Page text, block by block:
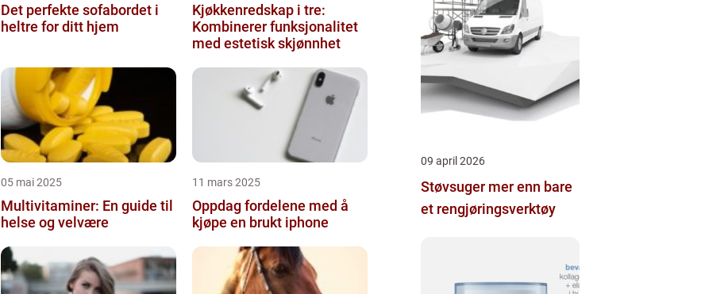
Det perfekte sofabordet i
heltre for ditt hjem
Kjøkkenredskap i tre:
Kombinerer funksjonalitet
med estetisk skjønnhet
05 mai 2025
Multivitaminer: En guide til
helse og velvære
11 mars 2025
Oppdag fordelene med å
kjøpe en brukt iphone
09 april 2026
Støvsuger mer enn bare
et rengjøringsverktøy